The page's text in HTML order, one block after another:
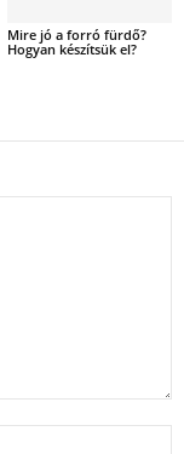
Mire jó a forró fürdő?
Hogyan készítsük el?